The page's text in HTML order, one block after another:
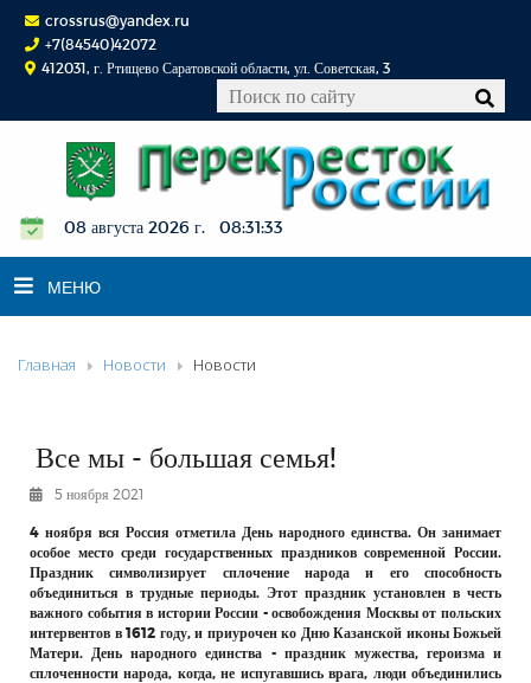
crossrus@yandex.ru
+7(84540)42072
412031, г. Ртищево Саратовской области, ул. Советская, 3
08 августа 2026 г. 08:31:33
МЕНЮ
НОВОСТИ
К СВЕДЕНИЮ
РЕКЛАМОДАТЕЛЯМ
ОБЪЯВЛЕНИЯ
КОНТАКТЫ
Главная Новости Новости
Все мы - большая семья!
5 ноября 2021
4 ноября вся Россия отметила День народного единства. Он занимает
особое место среди государственных праздников современной России.
Праздник символизирует сплочение народа и его способность
объединиться в трудные периоды. Этот праздник установлен в честь
важного события в истории России - освобождения Москвы от польских
интервентов в 1612 году, и приурочен ко Дню Казанской иконы Божьей
Матери. День народного единства - праздник мужества, героизма и
сплоченности народа, когда, не испугавшись врага, люди объединились